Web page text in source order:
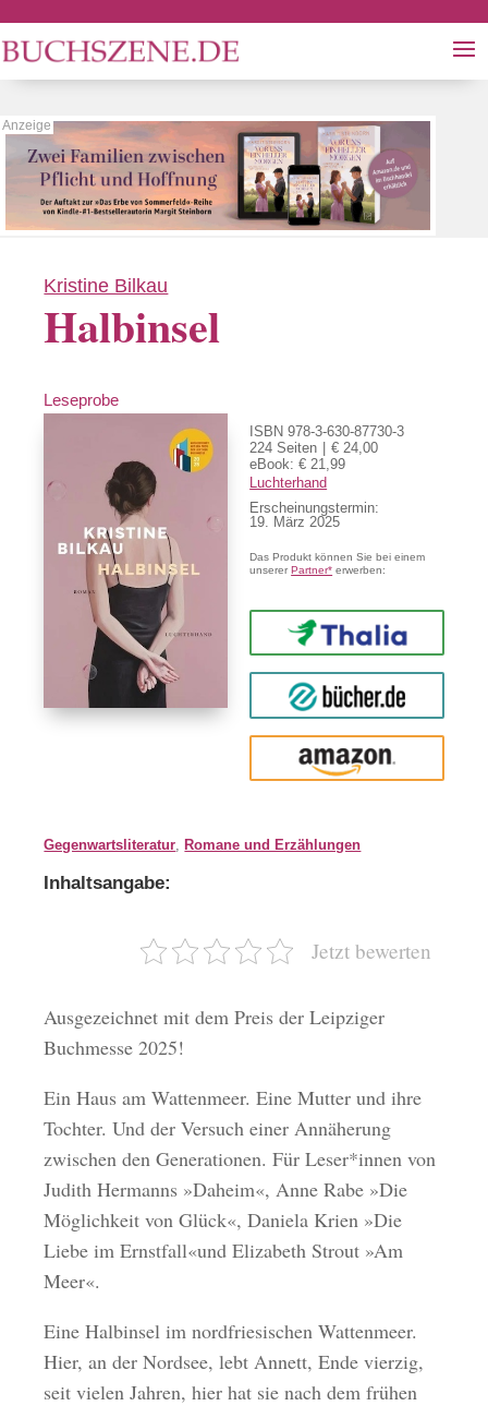
Kristine Bilkau
Halbinsel
Leseprobe
ISBN 978-3-630-87730-3
224 Seiten
€ 24,00
eBook: € 21,99
Luchterhand
Erscheinungstermin:
19. März 2025
Das Produkt können Sie bei einem
unsererPartner* erwerben:
Thalia
buecher.de
Amazon
Gegenwartsliteratur ,Romane und Erzählungen
Inhaltsangabe:
Jetzt bewerten
Ausgezeichnet mit dem Preis der Leipziger
Buchmesse 2025!
Ein Haus am Wattenmeer. Eine Mutter und ihre
Tochter. Und der Versuch einer Annäherung
zwischen den Generationen. Für Leser*innen von
Judith Hermanns »Daheim«, Anne Rabe »Die
Möglichkeit von Glück«, Daniela Krien »Die
Liebe im Ernstfall«und Elizabeth Strout »Am
Meer«.
Eine Halbinsel im nordfriesischen Wattenmeer.
Hier, an der Nordsee, lebt Annett, Ende vierzig,
seit vielen Jahren, hier hat sie nach dem frühen